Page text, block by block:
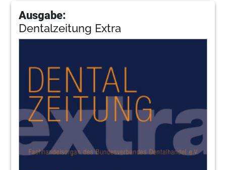
Ausgabe:
Dentalzeitung Extra